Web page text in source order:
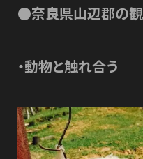
●奈良県山辺郡の
・動物と触れ合う